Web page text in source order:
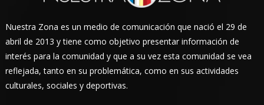
Nuestra Zona es un medio de comunicación que nació el 29 de
abril de 2013 y tiene como objetivo presentar información de
interés para la comunidad y que a su vez esta comunidad se vea
reflejada, tanto en su problemática, como en sus actividades
culturales, sociales y deportivas.